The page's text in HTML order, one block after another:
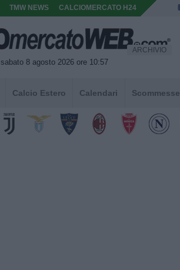
TMW NEWS CALCIOMERCATO H24
sabato 8 agosto 2026 ore 10:57
ARCHIVIO
Calcio Estero Calendari Scommesse